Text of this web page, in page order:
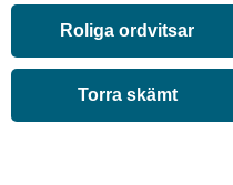
Roliga ordvitsar
Torra skämt